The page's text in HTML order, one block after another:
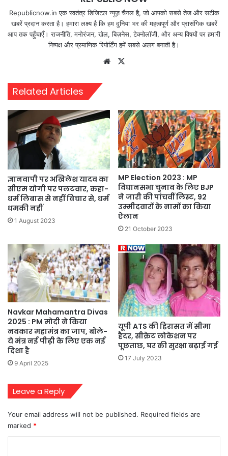
Republicnow.in एक स्वतंत्र डिजिटल न्यूज़ चैनल है, जो आपको सबसे तेज और सटीक
खबरें प्रदान करता है। हमारा लक्ष्य है कि हम दुनिया भर की महत्वपूर्ण और प्रासंगिक खबरें
आप तक पहुँचाएँ। राजनीति, मनोरंजन, खेल, बिज़नेस, टेक्नोलॉजी, और अन्य विषयों पर हमारी
निष्पक्ष और प्रमाणिक रिपोर्टिंग हमें सबसे अलग बनाती है।
Website
Related Articles
ज्ञानवापी पर अखिलेश यादव का
सीएम योगी पर पलटवार, कहा-
धर्म लिबास से नहीं विचार से, धर्म
धमकी नहीं
1 August 2023
MP Election 2023 : MP
विधानसभा चुनाव के लिए BJP
ने जारी की पांचवीं लिस्ट, 92
उम्मीदवारों के नामों का किया
ऐलान
21 October 2023
Navkar Mahamantra Divas
2025 : PM मोदी ने किया
नवकार महामंत्र का जाप, बोले-
ये मंत्र नई पीढ़ी के लिए एक नई
दिशा है
9 April 2025
यूपी ATS की हिरासत में सीमा
हैदर, सीक्रेट लोकेशन पर
पूछताछ, घर की सुरक्षा बढ़ाई गई
17 July 2023
Leave a Reply
Your email address will not be published. Required fields are
marked *